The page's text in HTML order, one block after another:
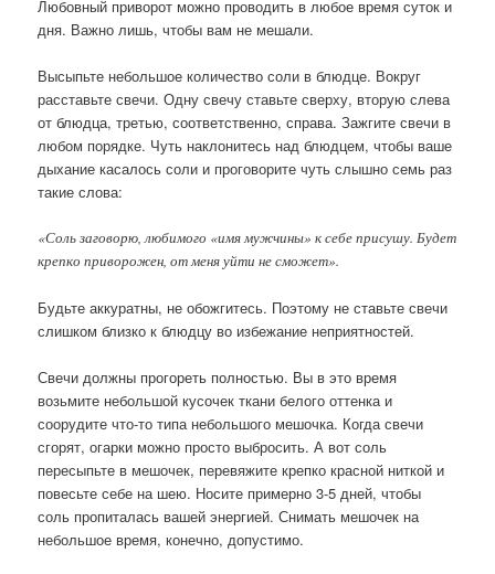
Любовный приворот можно проводить в любое время суток и
дня. Важно лишь, чтобы вам не мешали.
Высыпьте небольшое количество соли в блюдце. Вокруг
расставьте свечи. Одну свечу ставьте сверху, вторую слева
от блюдца, третью, соответственно, справа. Зажгите свечи в
любом порядке. Чуть наклонитесь над блюдцем, чтобы ваше
дыхание касалось соли и проговорите чуть слышно семь раз
такие слова:
«Соль заговорю, любимого «имя мужчины» к себе присушу. Будет
крепко приворожен, от меня уйти не сможет».
Будьте аккуратны, не обожгитесь. Поэтому не ставьте свечи
слишком близко к блюдцу во избежание неприятностей.
Свечи должны прогореть полностью. Вы в это время
возьмите небольшой кусочек ткани белого оттенка и
соорудите что-то типа небольшого мешочка. Когда свечи
сгорят, огарки можно просто выбросить. А вот соль
пересыпьте в мешочек, перевяжите крепко красной ниткой и
повесьте себе на шею. Носите примерно 3-5 дней, чтобы
соль пропиталась вашей энергией. Снимать мешочек на
небольшое время, конечно, допустимо.